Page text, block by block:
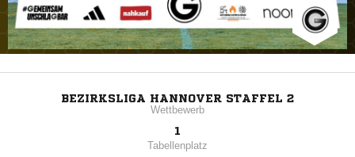
BEZIRKSLIGA HANNOVER STAFFEL 2
Wettbewerb
1
Tabellenplatz